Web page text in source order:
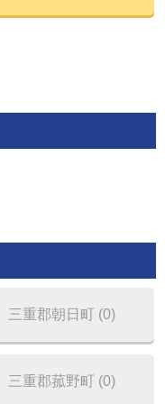
三重郡朝日町 (0)
三重郡菰野町 (0)